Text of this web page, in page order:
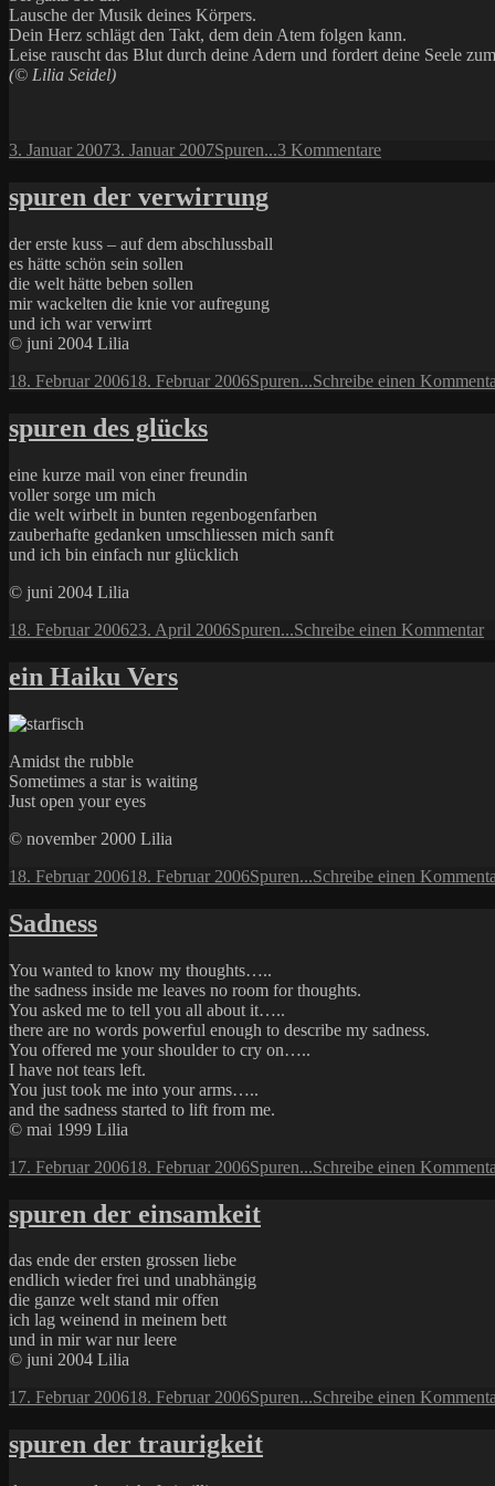
Lausche der Musik deines Körpers.
Dein Herz schlägt den Takt, dem dein Atem folgen kann.
Leise rauscht das Blut durch deine Adern und fordert deine Seele
(© Lilia Seidel)
Veröffentlicht
3. Januar 20073. Januar 2007Kategorien
Spuren...3 Kommentarezu
spuren der verwirrung
der erste kuss – auf dem abschlussball
es hätte schön sein sollen
die welt hätte beben sollen
mir wackelten die knie vor aufregung
und ich war verwirrt
© juni 2004 Lilia
Veröffentlicht
18. Februar 200618. Februar 2006Kategorien
Spuren...Schreibe einen
spuren des glücks
eine kurze mail von einer freundin
voller sorge um mich
die welt wirbelt in bunten regenbogenfarben
zauberhafte gedanken umschliessen mich sanft
und ich bin einfach nur glücklich
© juni 2004 Lilia
Veröffentlicht
18. Februar 200623. April 2006Kategorien
Spuren...Schreibe einen Kommentarzu
ein Haiku Vers
Amidst the rubble
Sometimes a star is waiting
Just open your eyes
© november 2000 Lilia
Veröffentlicht
18. Februar 200618. Februar 2006Kategorien
Spuren...Schreibe einen
Sadness
You wanted to know my thoughts…..
the sadness inside me leaves no room for thoughts.
You asked me to tell you all about it…..
there are no words powerful enough to describe my sadness.
You offered me your shoulder to cry on…..
I have not tears left.
You just took me into your arms…..
and the sadness started to lift from me.
© mai 1999 Lilia
Veröffentlicht
17. Februar 200618. Februar 2006Kategorien
Spuren...Schreibe einen
spuren der einsamkeit
das ende der ersten grossen liebe
endlich wieder frei und unabhängig
die ganze welt stand mir offen
ich lag weinend in meinem bett
und in mir war nur leere
© juni 2004 Lilia
Veröffentlicht
17. Februar 200618. Februar 2006Kategorien
Spuren...Schreibe einen
spuren der traurigkeit